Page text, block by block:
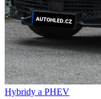
Hybridy a PHEV